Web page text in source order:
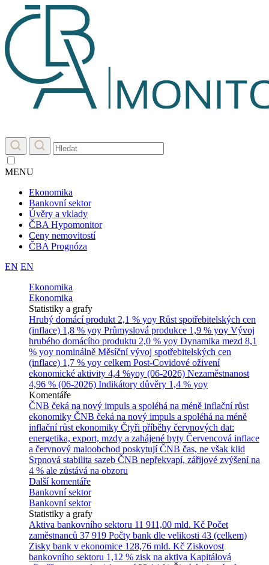
MENU
Ekonomika
Bankovní sektor
Úvěry a vklady
ČBA Hypomonitor
Ceny nemovitostí
ČBA Prognóza
EN EN
Ekonomika
Ekonomika
Statistiky a grafy
Hrubý domácí produkt 2,1 % yoy Růst spotřebitelských cen
(inflace) 1,8 % yoy Průmyslová produkce 1,9 % yoy Vývoj
hrubého domácího produktu 2,0 % yoy Dynamika mezd 8,1
% yoy nominálně Měsíční vývoj spotřebitelských cen
(inflace) 1,7 % yoy celkem Post-Covidové oživení
ekonomické aktivity 4,4 %yoy (06-2026) Nezaměstnanost
4,96 % (06-2026) Indikátory důvěry 1,4 % yoy
Komentáře
ČNB čeká na nový impuls a spoléhá na méně inflační růst
ekonomiky ČNB čeká na nový impuls a spoléhá na méně
inflační růst ekonomiky Čtyři příběhy červnových dat:
energetika, export, mzdy a zahájené byty Červencová inflace
a červnový maloobchod poskytují ČNB čas, ne však klid
Srpnová stabilita sazeb ČNB nepřekvapí, zářijové zvýšení na
4 % ale zůstává na obzoru
Další komentáře
Bankovní sektor
Bankovní sektor
Statistiky a grafy
Aktiva bankovního sektoru 11 911,00 mld. Kč Počet
zaměstnanců 37 919 Počty bank dle velikosti 43 (celkem)
Zisky bank v ekonomice 128,76 mld. Kč Ziskovost
bankovního sektoru 1,12 % zisk na aktiva Kapitálová